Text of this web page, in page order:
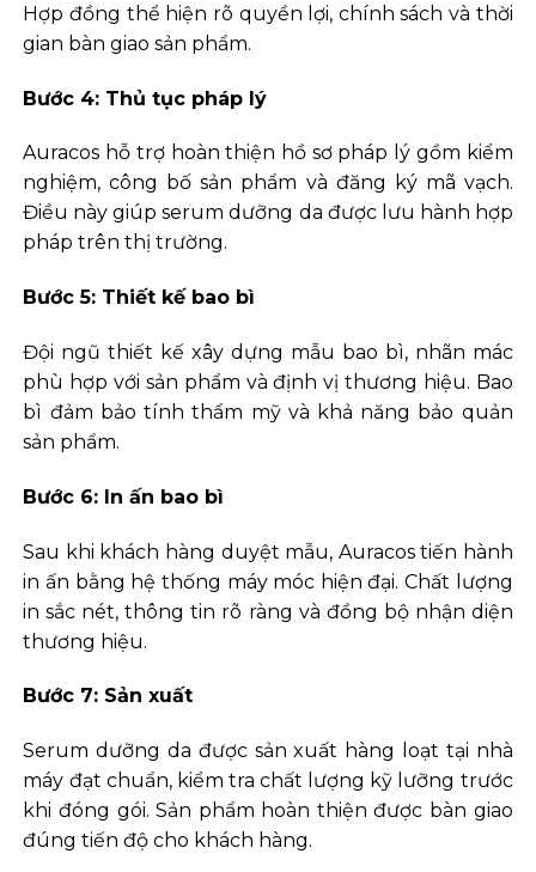
Hợp đồng thể hiện rõ quyền lợi, chính sách và thời
gian bàn giao sản phẩm.
Bước 4: Thủ tục pháp lý
Auracos hỗ trợ hoàn thiện hồ sơ pháp lý gồm kiểm
nghiệm, công bố sản phẩm và đăng ký mã vạch.
Điều này giúp serum dưỡng da được lưu hành hợp
pháp trên thị trường.
Bước 5: Thiết kế bao bì
Đội ngũ thiết kế xây dựng mẫu bao bì, nhãn mác
phù hợp với sản phẩm và định vị thương hiệu. Bao
bì đảm bảo tính thẩm mỹ và khả năng bảo quản
sản phẩm.
Bước 6: In ấn bao bì
Sau khi khách hàng duyệt mẫu, Auracos tiến hành
in ấn bằng hệ thống máy móc hiện đại. Chất lượng
in sắc nét, thông tin rõ ràng và đồng bộ nhận diện
thương hiệu.
Bước 7: Sản xuất
Serum dưỡng da được sản xuất hàng loạt tại nhà
máy đạt chuẩn, kiểm tra chất lượng kỹ lưỡng trước
khi đóng gói. Sản phẩm hoàn thiện được bàn giao
đúng tiến độ cho khách hàng.